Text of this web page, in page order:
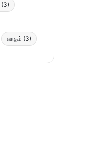
(3)
வாதம் (3)